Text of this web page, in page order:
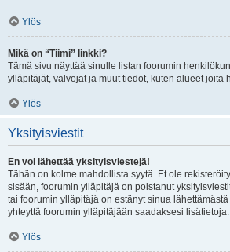
Ylös
Mikä on “Tiimi” linkki?
Tämä sivu näyttää sinulle listan foorumin
ylläpitäjät, valvojat ja muut tiedot, kuten alueet joita
Ylös
Yksityisviestit
En voi lähettää yksityisviestejä!
Tähän on kolme mahdollista syytä. Et ole
sisään, foorumin ylläpitäjä on poistanut
tai foorumin ylläpitäjä on estänyt sinua
yhteyttä foorumin ylläpitäjään saadaksesi lisätietoja.
Ylös